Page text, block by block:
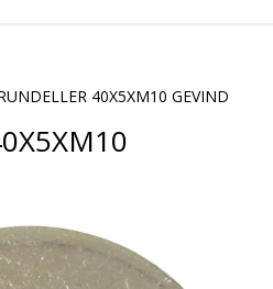
40X5XM10 GEVIND